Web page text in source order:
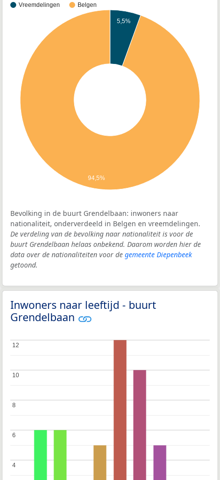
Vreemdelingen Belgen
5,5%
94,5%
Bevolking in de buurt Grendelbaan: inwoners naar
nationaliteit, onderverdeeld in Belgen en vreemdelingen.
De verdeling van de bevolking naar nationaliteit is voor de
buurt Grendelbaan helaas onbekend. Daarom worden hier de
data over de nationaliteiten voor de gemeente Diepenbeek
getoond.
Inwoners naar leeftijd - buurt
Grendelbaan
4
4
6
6
8
8
10
10
12
12